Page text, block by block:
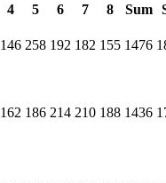
4 5 6 7 8 Sum
146 258 192 182 155 1476
162 186 214 210 188 1436